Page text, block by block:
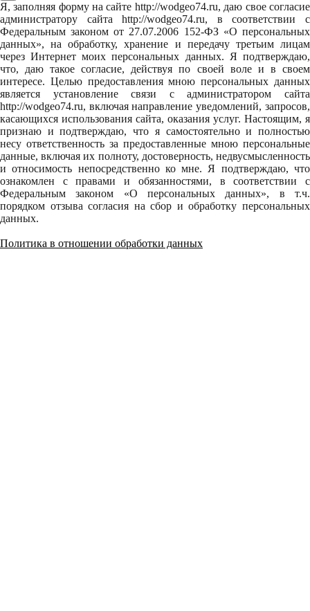
Я, заполняя форму на сайте http://wodgeo74.ru, даю свое согласие
администратору сайта http://wodgeo74.ru, в соответствии с
Федеральным законом от 27.07.2006 152-ФЗ «О персональных
данных», на обработку, хранение и передачу третьим лицам
через Интернет моих персональных данных. Я подтверждаю,
что, даю такое согласие, действуя по своей воле и в своем
интересе. Целью предоставления мною персональных данных
является установление связи с администратором сайта
http://wodgeo74.ru, включая направление уведомлений, запросов,
касающихся использования сайта, оказания услуг. Настоящим, я
признаю и подтверждаю, что я самостоятельно и полностью
несу ответственность за предоставленные мною персональные
данные, включая их полноту, достоверность, недвусмысленность
и относимость непосредственно ко мне. Я подтверждаю, что
ознакомлен с правами и обязанностями, в соответствии с
Федеральным законом «О персональных данных», в т.ч.
порядком отзыва согласия на сбор и обработку персональных
данных.
Политика в отношении обработки данных